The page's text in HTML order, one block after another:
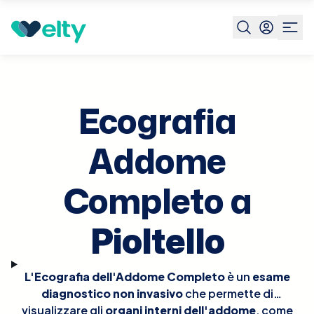
Prenota visita Ecografia Addome Completo Pioltello
Ecografia
Addome
Completo a
Pioltello
L'Ecografia dell'Addome Completoè un esame
diagnostico non invasivoche permette di
visualizzare gli organi interni dell'addome, come